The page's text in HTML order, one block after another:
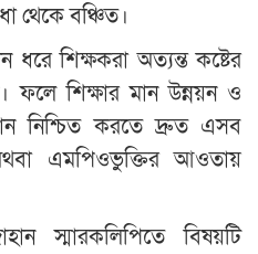
থেকে বঞ্চিত।
শিক্ষকরা অত্যন্ত কষ্টের
ফলে শিক্ষার মান উন্নয়ন ও
নিশ্চিত করতে দ্রুত এসব
এমপিওভুক্তির আওতায়
স্মারকলিপিতে বিষয়টি